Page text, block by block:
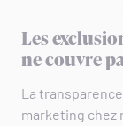
Les
ne couvre
La
marketing chez